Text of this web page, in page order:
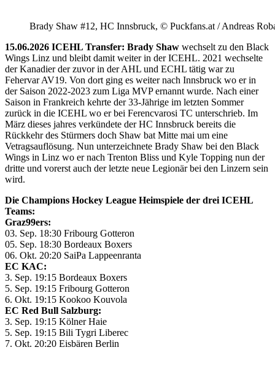
Brady Shaw #12, HC Innsbruck, © Puckfans.at / Andreas
15.06.2026 ICEHL Transfer: Brady Shaw wechselt zu den Black
Wings Linz und bleibt damit weiter in der ICEHL. 2021 wechselte
der Kanadier der zuvor in der AHL und ECHL tätig war zu
Fehervar AV19. Von dort ging es weiter nach Innsbruck wo er in
der Saison 2022-2023 zum Liga MVP ernannt wurde. Nach einer
Saison in Frankreich kehrte der 33-Jährige im letzten Sommer
zurück in die ICEHL wo er bei Ferencvarosi TC unterschrieb. Im
März dieses jahres verkündete der HC Innsbruck bereits die
Rückkehr des Stürmers doch Shaw bat Mitte mai um eine
Vetragsauflösung. Nun unterzeichnete Brady Shaw bei den Black
Wings in Linz wo er nach Trenton Bliss und Kyle Topping nun der
dritte und vorerst auch der letzte neue Legionär bei den Linzern sein
wird.
Die Champions Hockey League Heimspiele der drei ICEHL
Teams:
Graz99ers:
03. Sep. 18:30 Fribourg Gotteron
05. Sep. 18:30 Bordeaux Boxers
06. Okt. 20:20 SaiPa Lappeenranta
EC KAC:
3. Sep. 19:15 Bordeaux Boxers
5. Sep. 19:15 Fribourg Gotteron
6. Okt. 19:15 Kookoo Kouvola
EC Red Bull Salzburg:
3. Sep. 19:15 Kölner Haie
5. Sep. 19:15 Bili Tygri Liberec
7. Okt. 20:20 Eisbären Berlin